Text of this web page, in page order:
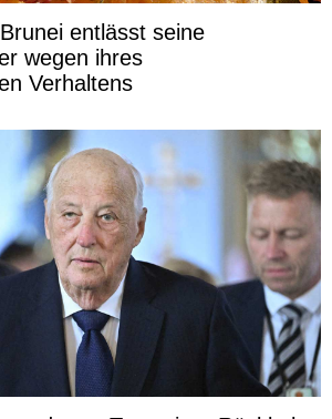
entlässt seine
wegen ihres
Verhaltens